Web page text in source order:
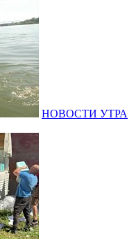
НОВОСТИ УТРА